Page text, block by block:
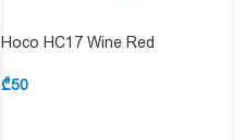
Hoco HC17 Wine Red
₾50